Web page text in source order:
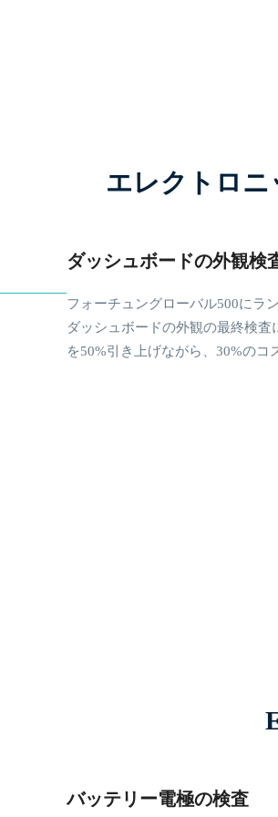
エレクトロ
ダッシュボードの外観検
フォーチュングローバル500にラ
ダッシュボードの外観の最終検
を50%引き上げながら、30%のコ
バッテリー電極の検査